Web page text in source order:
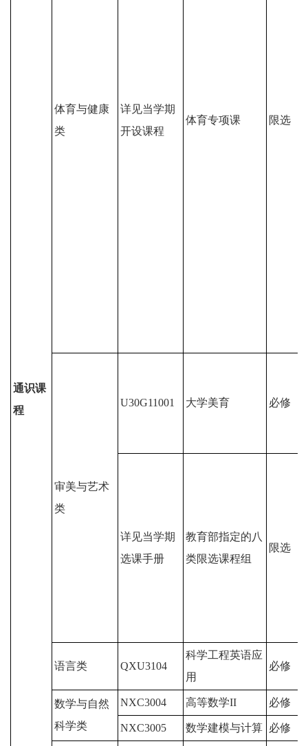
通识课
程
体育与健康
类
详见当学期
开设课程
体育专项课 限选
审美与艺术
类
U30G11001 大学美育 必修
详见当学期
选课手册
教育部指定的八
类限选课程组
限选
语言类 QXU3104
科学工程英语应
用
必修
数学与自然
科学类
NXC3004 高等数学II 必修
NXC3005 数学建模与计算 必修